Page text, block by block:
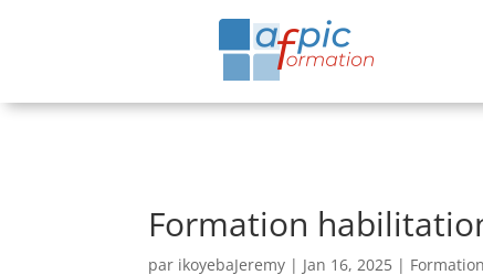
Formation
par ikoyebaJeremy | Jan 16, 2025 |